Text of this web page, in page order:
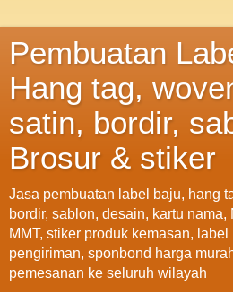
Pembuatan
Hang tag,
satin, bordir,
Brosur & stiker
Jasa pembuatan label baju, hang
bordir, sablon, desain, kartu
MMT, stiker produk kemasan,
pengiriman, sponbond harga
pemesanan ke seluruh wilayah